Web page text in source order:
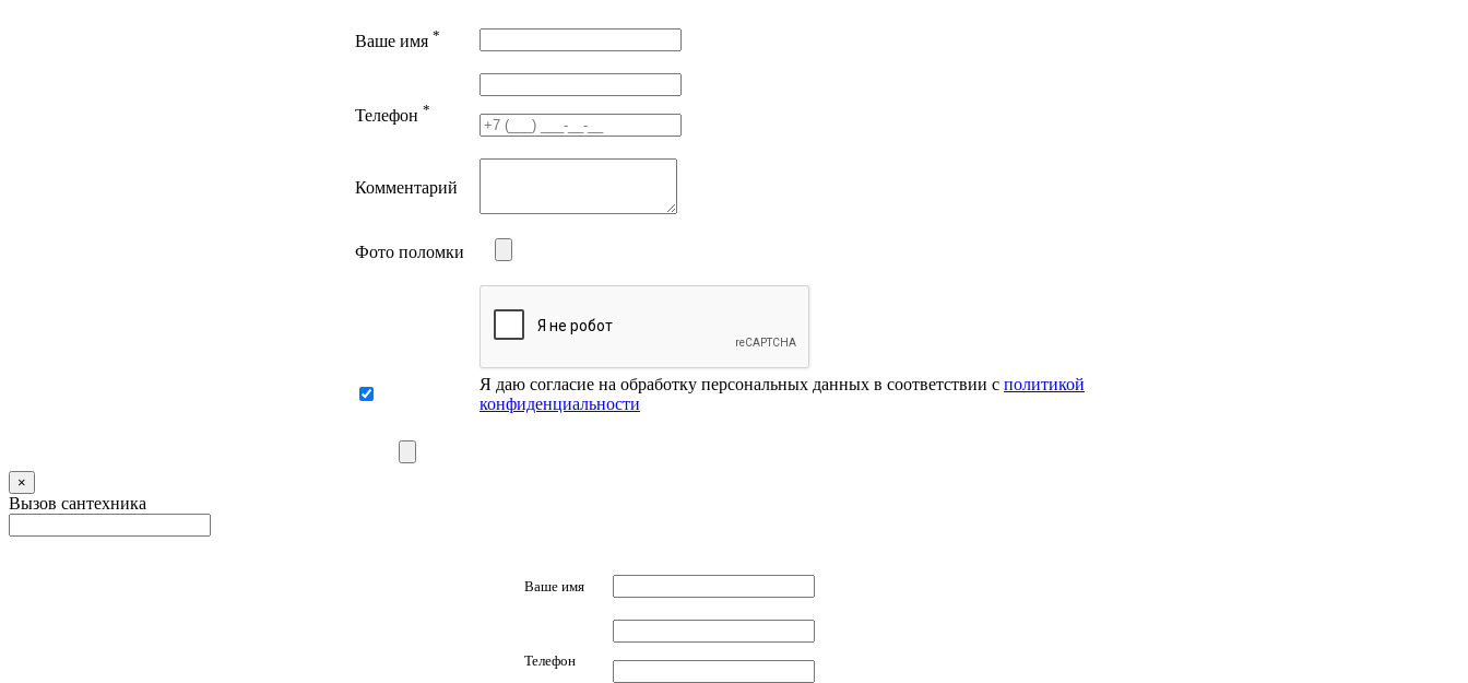
Ваше имя *
Телефон *
Комментарий
Фото поломки
Я даю согласие на обработку персональных данных в соответствии с политикой
конфиденциальности
×
Вызов сантехника
Ваше имя
Телефон